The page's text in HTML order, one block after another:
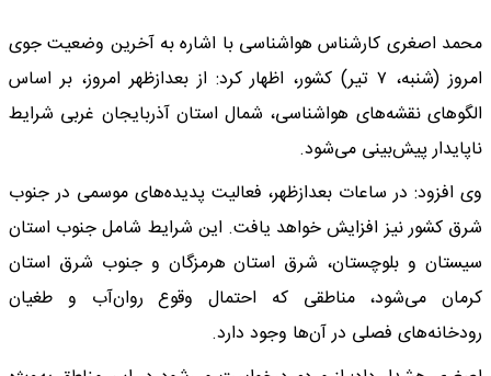
محمد اصغری کارشناس هواشناسی با اشاره به آخرین وضعیت جوی
امروز (شنبه، ۷ تیر) کشور، اظهار کرد: از بعدازظهر امروز، بر اساس
الگوهای نقشه‌های هواشناسی، شمال استان آذربایجان غربی شرایط
ناپایدار پیش‌بینی می‌شود.
وی افزود: در ساعات بعدازظهر، فعالیت پدیده‌های موسمی در جنوب
شرق کشور نیز افزایش خواهد یافت. این شرایط شامل جنوب استان
سیستان و بلوچستان، شرق استان هرمزگان و جنوب شرق استان
کرمان می‌شود، مناطقی که احتمال وقوع روان‌آب و طغیان
رودخانه‌های فصلی در آن‌ها وجود دارد.